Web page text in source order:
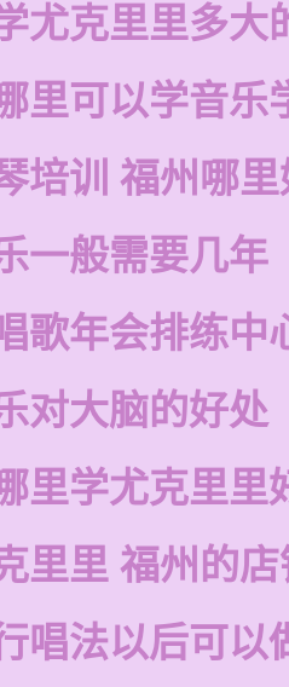
尤克里里多大
里可以学音乐
培训 福州哪
一般需要几年
歌年会排练中
对大脑的好处
里学尤克里里
里里 福州的
唱法以后可以